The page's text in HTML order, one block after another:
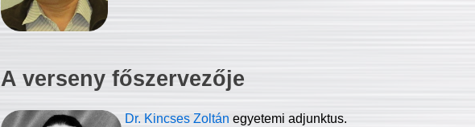
A verseny főszervezője
Dr. Kincses Zoltán egyetemi adjunktus.